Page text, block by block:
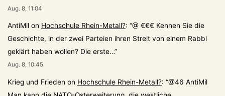
Aug. 8, 11:04
AntiMil on Hochschule Rhein-Metall?: “@ €€€ Kennen Sie die
Geschichte, in der zwei Parteien ihren Streit von einem Rabbi
geklärt haben wollen? Die erste…”
Aug. 8, 10:45
Krieg und Frieden on Hochschule Rhein-Metall?: “@46 AntiMil